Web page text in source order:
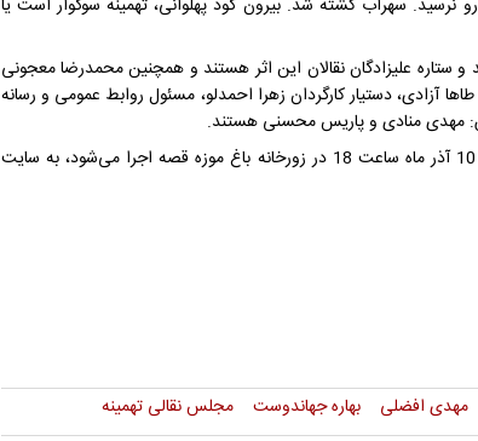
نرسید. سهراب کشته شد. بیرون گود پهلوانی، تهمینه سوگوار است یا
و ستاره علیزادگان نقالان این اثر هستند و همچنین محمدرضا معجونی
آزادی، دستیار کارگردان زهرا احمدلو، مسئول روابط عمومی و رسانه
مهدی منادی و پاریس محسنی هستند.
علاقمندان به منظور تهیه بلیت این اثر نمایشی که تا 10 آذر ماه ساعت 18 در زورخانه باغ موزه قصه اجرا می‌شود، به سایت
مهدی افضلی بهاره جهاندوست مجلس نقالی تهمینه